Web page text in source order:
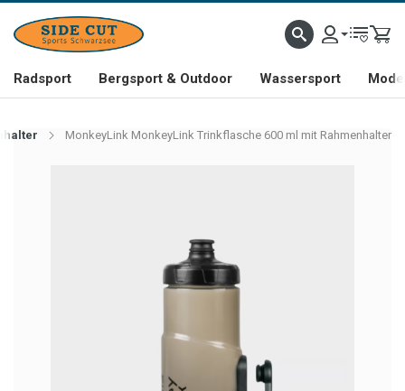
Radsport Bergsport & Outdoor Wassersport
MonkeyLink MonkeyLink Trinkflasche 600 ml mit Rahmenhalter